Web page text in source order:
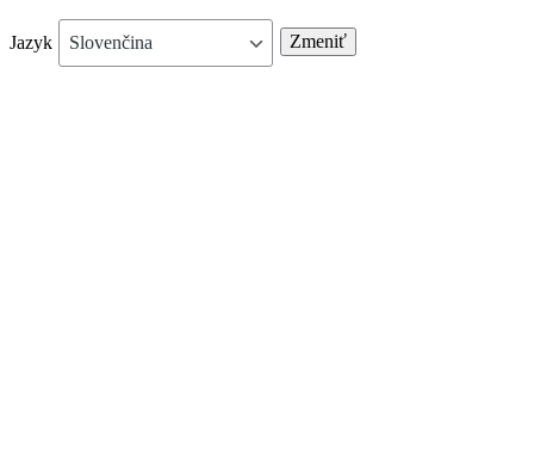
Jazyk